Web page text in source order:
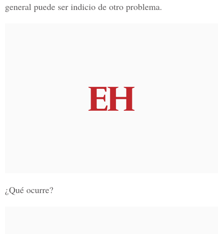
general puede ser indicio de otro problema.
¿Qué ocurre?